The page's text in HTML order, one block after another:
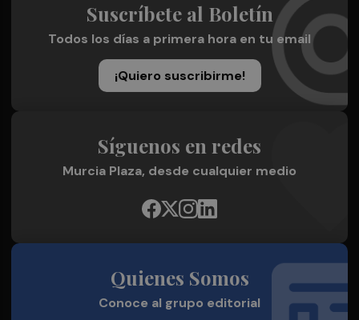
Suscríbete al Boletín
Todos los días a primera hora en tu email
¡Quiero suscribirme!
Síguenos en redes
Murcia Plaza, desde cualquier medio
Quienes Somos
Conoce al grupo editorial